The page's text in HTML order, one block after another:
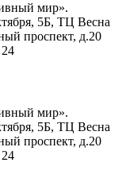
мир».
5Б, ТЦ Весна
проспект, д.20
мир».
5Б, ТЦ Весна
проспект, д.20